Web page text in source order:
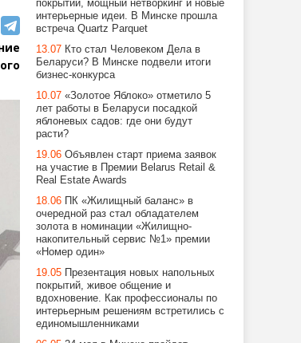
покрытий, мощный нетворкинг и новые
интерьерные идеи. В Минске прошла
встреча Quartz Parquet
13.07 Кто стал Человеком Дела в
Беларуси? В Минске подвели итоги
бизнес-конкурса
10.07 «Золотое Яблоко» отметило 5
лет работы в Беларуси посадкой
яблоневых садов: где они будут
расти?
19.06 Объявлен старт приема заявок
на участие в Премии Belarus Retail &
Real Estate Awards
18.06 ПК «Жилищный баланс» в
очередной раз стал обладателем
золота в номинации «Жилищно-
накопительный сервис №1» премии
«Номер один»
19.05 Презентация новых напольных
покрытий, живое общение и
вдохновение. Как профессионалы по
интерьерным решениям встретились с
единомышленниками